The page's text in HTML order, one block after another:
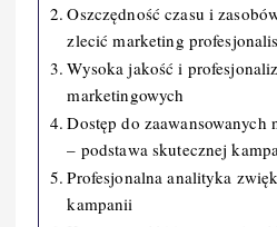
Oszczędność czasu i
zlecić marketing
Wysoka jakość i
marketingowych
Dostęp do zaawansowanych
– podstawa skutecznej
Profesjonalna analityka
kampanii